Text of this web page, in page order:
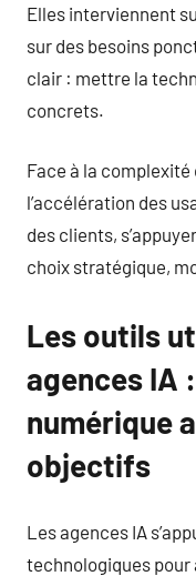
Elles interviennent
sur des besoins
clair : mettre la
concrets.
Face à la
l’accélération des
des clients,
choix stratégique,
Les outils
agences IA
numérique
objectifs
Les agences IA
technologiques